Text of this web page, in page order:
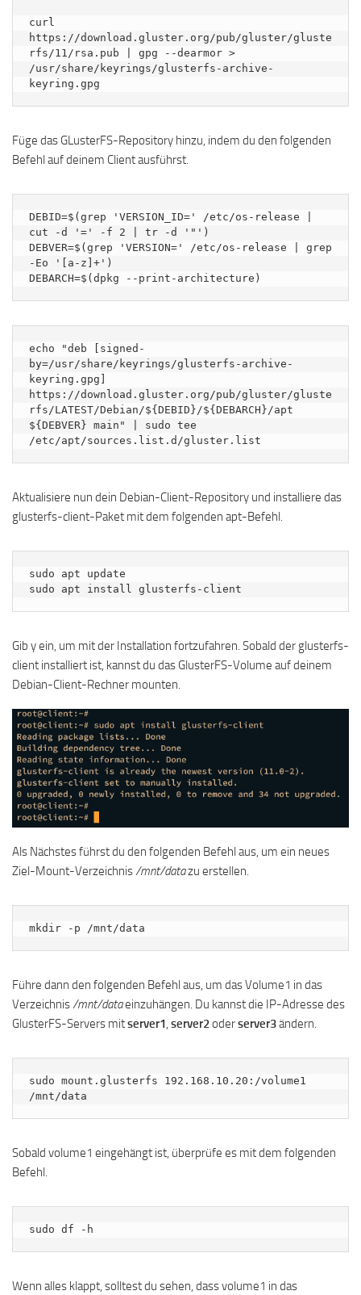
curl
https://download.gluster.org/pub/gluster/gluste
rfs/11/rsa.pub | gpg --dearmor >
/usr/share/keyrings/glusterfs-archive-
keyring.gpg
Füge das GLusterFS-Repository hinzu, indem du den folgenden
Befehl auf deinem Client ausführst.
DEBID=$(grep 'VERSION_ID=' /etc/os-release |
cut -d '=' -f 2 | tr -d '"')
DEBVER=$(grep 'VERSION=' /etc/os-release | grep
-Eo '[a-z]+')
DEBARCH=$(dpkg --print-architecture)
echo "deb [signed-
by=/usr/share/keyrings/glusterfs-archive-
keyring.gpg]
https://download.gluster.org/pub/gluster/gluste
rfs/LATEST/Debian/${DEBID}/${DEBARCH}/apt
${DEBVER} main" | sudo tee
/etc/apt/sources.list.d/gluster.list
Aktualisiere nun dein Debian-Client-Repository und installiere das
glusterfs-client-Paket mit dem folgenden apt-Befehl.
sudo apt update
sudo apt install glusterfs-client
Gib y ein, um mit der Installation fortzufahren. Sobald der glusterfs-
client installiert ist, kannst du das GlusterFS-Volume auf deinem
Debian-Client-Rechner mounten.
Als Nächstes führst du den folgenden Befehl aus, um ein neues
Ziel-Mount-Verzeichnis/mnt/datazu erstellen.
mkdir -p /mnt/data
Führe dann den folgenden Befehl aus, um das Volume1 in das
Verzeichnis/mnt/dataeinzuhängen. Du kannst die IP-Adresse des
GlusterFS-Servers mitserver1, server2oderserver3ändern.
sudo mount.glusterfs 192.168.10.20:/volume1
/mnt/data
Sobald volume1 eingehängt ist, überprüfe es mit dem folgenden
Befehl.
sudo df -h
Wenn alles klappt, solltest du sehen, dass volume1 in das